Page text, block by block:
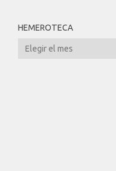
HEMEROTECA
Hemeroteca